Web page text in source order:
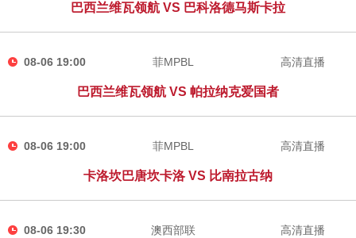
巴西兰维瓦领航 VS 巴科洛德马斯卡拉
08-06 19:00 菲MPBL
巴西兰维瓦领航 VS 帕拉纳克爱国者
高清直播
08-06 19:00 菲MPBL
卡洛坎巴唐坎卡洛 VS 比南拉古纳
高清直播
08-06 19:30 澳西部联 高清直播